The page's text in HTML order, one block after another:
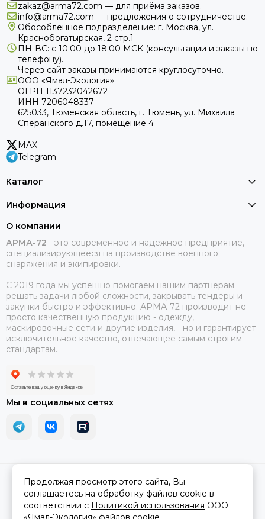
zakaz@arma72.com — для приёма заказов.
info@arma72.com — предложения о сотрудничестве.
Обособленное подразделение: г. Москва, ул.
Краснобогатырская, 2 стр.1
ПН-ВС: с 10:00 до 18:00 МСК (консультации и заказы по
телефону).
Через сайт заказы принимаются круглосуточно.
ООО «Ямал-Экология»
ОГРН 1137232042672
ИНН 7206048337
625033, Тюменская область, г. Тюмень, ул. Михаила
Сперанского д.17, помещение 4
MAX
Telegram
Каталог
Информация
О компании
АРМА-72 - это современное и надежное предприятие,
специализирующееся на производстве военного
снаряжения и экипировки.
С 2019 года мы успешно помогаем нашим партнерам
решать задачи любой сложности, закрывать тендеры и
закупки быстро и эффективно. АРМА-72 производит не
просто качественную продукцию - одежду,
маскировочные сети и другие изделия, - но и гарантирует
исключительное качество, отвечающее самым строгим
стандартам.
Мы в социальных сетях
2026 © АРМА-72 - военное снаряжение и экипировка оптом и в
розницу.Карта сайта
Продолжая просмотр этого сайта, Вы
соглашаетесь на обработку файлов cookie в
соответствии с Политикой использования ООО